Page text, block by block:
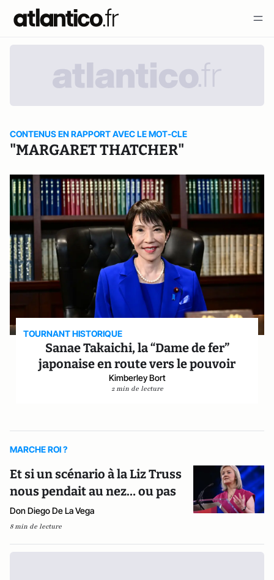
CONTENUS EN RAPPORT AVEC LE MOT-CLE
"MARGARET THATCHER"
TOURNANT HISTORIQUE
Sanae Takaichi, la “Dame de fer”
japonaise en route vers le pouvoir
Kimberley Bort
2 min de lecture
MARCHE ROI ?
Et si un scénario à la Liz Truss
nous pendait au nez… ou pas
Don Diego De La Vega
8 min de lecture